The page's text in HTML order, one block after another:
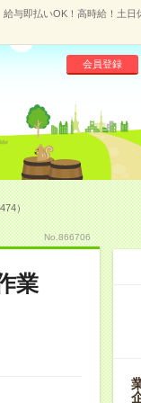
給与即払いOK！高時給！土日
会員登録
）
No.866706
業